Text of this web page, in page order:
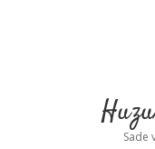
Sade